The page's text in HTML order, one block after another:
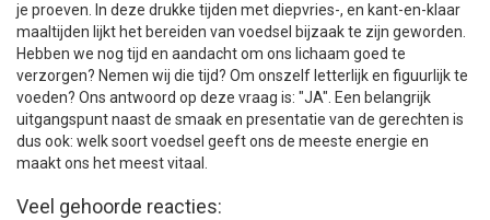
je proeven. In deze drukke tijden met diepvries-, en kant-en-klaar
maaltijden lijkt het bereiden van voedsel bijzaak te zijn geworden.
Hebben we nog tijd en aandacht om ons lichaam goed te
verzorgen? Nemen wij die tijd? Om onszelf letterlijk en figuurlijk te
voeden? Ons antwoord op deze vraag is: "JA". Een belangrijk
uitgangspunt naast de smaak en presentatie van de gerechten is
dus ook: welk soort voedsel geeft ons de meeste energie en
maakt ons het meest vitaal.
Veel gehoorde reacties: